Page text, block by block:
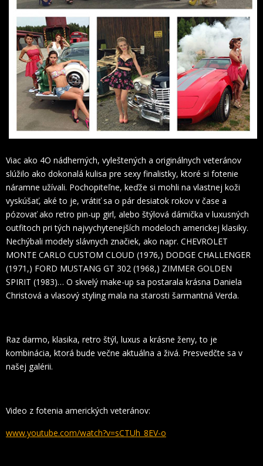
Viac ako 4O nádherných, vyleštených a originálnych veteránov
slúžilo ako dokonalá kulisa pre sexy finalistky, ktoré si fotenie
náramne užívali. Pochopiteľne, keďže si mohli na vlastnej koži
vyskúšať, aké to je, vrátiť sa o pár desiatok rokov v čase a
pózovať ako retro pin-up girl, alebo štýlová dámička v luxusných
outfitoch pri tých najvychytenejších modeloch americkej klasiky.
Nechýbali modely slávnych značiek, ako napr. CHEVROLET
MONTE CARLO CUSTOM CLOUD (1976,) DODGE CHALLENGER
(1971,) FORD MUSTANG GT 302 (1968,) ZIMMER GOLDEN
SPIRIT (1983)… O skvelý make-up sa postarala krásna Daniela
Christová a vlasový styling mala na starosti šarmantná Verda.
Raz darmo, klasika, retro štýl, luxus a krásne ženy, to je
kombinácia, ktorá bude večne aktuálna a živá. Presvedčte sa v
našej galérii.
Video z fotenia amerických veteránov:
www.youtube.com/watch?v=sCTUh_8EV-o